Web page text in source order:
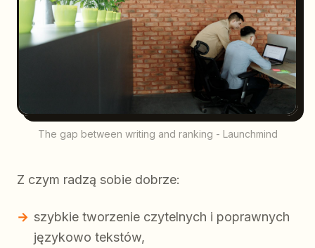
The gap between writing and ranking - Launchmind
Z czym radzą sobie dobrze:
szybkie tworzenie czytelnych i poprawnych
językowo tekstów,